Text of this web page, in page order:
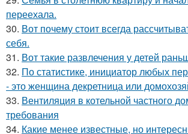
переехала.
30. Вот почему стоит всегда
себя.
31. Вот такие развлечения у детей
32. По статистике, инициатор любых
- это женщина декретница или
33. Вентиляция в котельной частного
требования
34. Какие менее известные, но